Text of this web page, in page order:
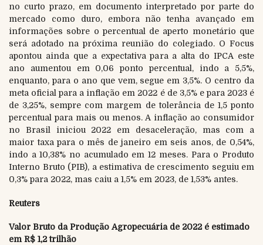
no curto prazo, em documento interpretado por parte do
mercado como duro, embora não tenha avançado em
informações sobre o percentual de aperto monetário que
será adotado na próxima reunião do colegiado. O Focus
apontou ainda que a expectativa para a alta do IPCA este
ano aumentou em 0,06 ponto percentual, indo a 5,5%,
enquanto, para o ano que vem, segue em 3,5%. O centro da
meta oficial para a inflação em 2022 é de 3,5% e para 2023 é
de 3,25%, sempre com margem de tolerância de 1,5 ponto
percentual para mais ou menos. A inflação ao consumidor
no Brasil iniciou 2022 em desaceleração, mas com a
maior taxa para o mês de janeiro em seis anos, de 0,54%,
indo a 10,38% no acumulado em 12 meses. Para o Produto
Interno Bruto (PIB), a estimativa de crescimento seguiu em
0,3% para 2022, mas caiu a 1,5% em 2023, de 1,53% antes.
Reuters
Valor Bruto da Produção Agropecuária de 2022 é estimado
em R$ 1,2 trilhão